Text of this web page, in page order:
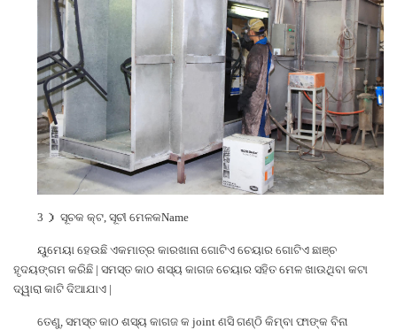
3 ） ସୂଚକ କ୍ଟ, ସୂଚୀ ମେଳକName
ୟୁମେୟା ହେଉଛି ଏକମାତ୍ର କାରଖାନା ଗୋଟିଏ ଚେୟାର ଗୋଟିଏ ଛାଞ୍ଚ
ହୃଦୟଙ୍ଗମ କରିଛି | ସମସ୍ତ କାଠ ଶସ୍ୟ କାଗଜ ଚେୟାର ସହିତ ମେଳ ଖାଉଥିବା କଟା
ଦ୍ୱାରା କାଟି ଦିଆଯାଏ |
ତେଣୁ, ସମସ୍ତ କାଠ ଶସ୍ୟ କାଗଜ କ joint ଣସି ଗଣ୍ଠି କିମ୍ବା ଫାଙ୍କ ବିନା